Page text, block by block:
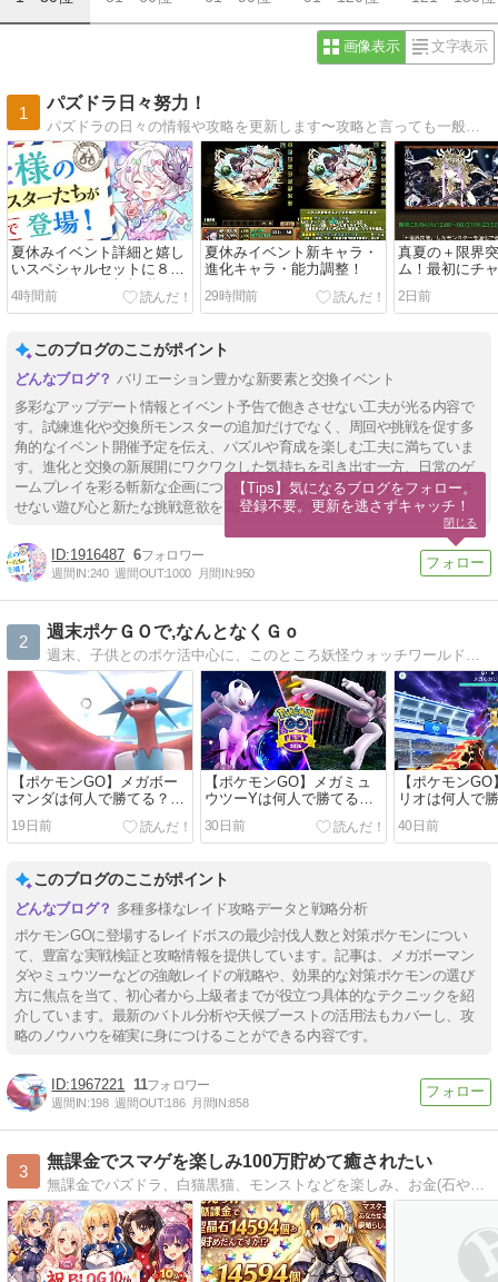
画像表示 文字表示
1
パズドラ日々努力！
夏休みイベント詳細と嬉し
いスペシャルセットに８月
８日パズパス追加報酬！
4時間前
夏休みイベント新キャラ・
進化キャラ・能力調整！
29時間前
真夏の＋限界
ム！最初にチ
のは・・・
2日前
このブログのここがポイント
バリエーション豊かな新要素と交換イベント
多彩なアップデート情報とイベント予告で飽きさせない工夫が光る内容で
す。試練進化や交換所モンスターの追加だけでなく、周回や挑戦を促す多
角的なイベント開催予定を伝え、パズルや育成を楽しむ工夫に満ちていま
す。進化と交換の新展開にワクワクした気持ちを引き出す一方、日常のゲ
ームプレイを彩る斬新な企画についてもふれているのが魅力です。飽きさ
せない遊び心と新たな挑戦意欲を高める構成です。
1916487 6
週間IN:240 週間OUT:1000 月間IN:950
2
週末ポケＧＯで,なんとなくＧｏ
週末、子供とのポケ活中心に、このところ妖怪ウォッチワールドにもはまっています。不定期アップしています。よろしくお願いします。
【ポケモンGO】メガボー
マンダは何人で勝てる？最
小討伐人数とおすすめ対策
ポケモン
19日前
【ポケモンGO】メガミュ
ウツーYは何人で勝てる？
対策とシールド12枚予想と
最少人数の限界を徹底攻
30日前
【ポケモン
リオは何人で
討伐人数と対
実際に2人レイ
40日前
このブログのここがポイント
多種多様なレイド攻略データと戦略分析
ポケモンGOに登場するレイドボスの最少討伐人数と対策ポケモンについ
て、豊富な実戦検証と攻略情報を提供しています。記事は、メガボーマン
ダやミュウツーなどの強敵レイドの戦略や、効果的な対策ポケモンの選び
方に焦点を当て、初心者から上級者までが役立つ具体的なテクニックを紹
介しています。最新のバトル分析や天候ブーストの活用法もカバーし、攻
略のノウハウを確実に身につけることができる内容です。
1967221 11
週間IN:198 週間OUT:186 月間IN:858
3
無課金でスマゲを楽しみ100万貯めて癒されたい
無課金でパズドラ、白猫黒猫、モンストなどを楽しみ、お金(石やジュエルや宝石)を貯めるノウハウを説明します
【Tips】気になるブログをフォロー。
登録不要。更新を逃さずキャッチ！
閉じる